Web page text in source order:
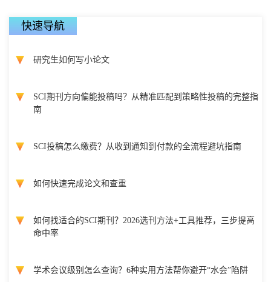
快速导航
研究生如何写小论文
SCI期刊方向偏能投稿吗？从精准匹配到策略性投稿的完整指
南
SCI投稿怎么缴费？从收到通知到付款的全流程避坑指南
如何快速完成论文和查重
如何找适合的SCI期刊？2026选刊方法+工具推荐，三步提高
命中率
学术会议级别怎么查询？6种实用方法帮你避开“水会”陷阱